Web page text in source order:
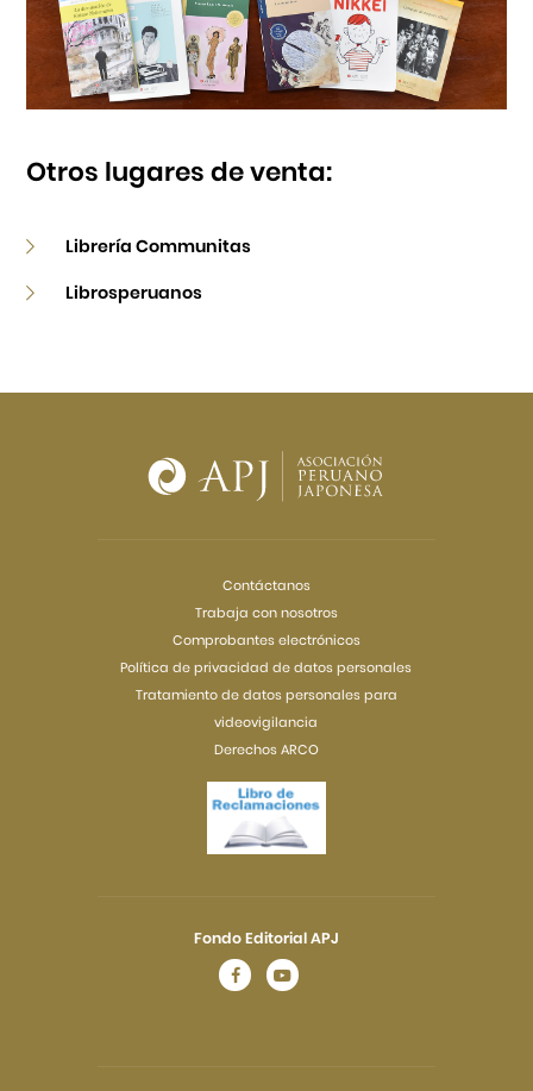
Otros lugares de venta:
Librería Communitas
Librosperuanos
Fondo Editorial APJ
Contáctanos
Trabaja con nosotros
Comprobantes electrónicos
Política de privacidad de datos personales
Tratamiento de datos personales para
videovigilancia
Derechos ARCO